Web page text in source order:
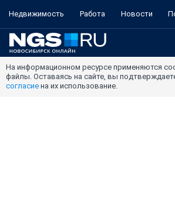
Недвижимость Работа Новости
На информационном ресурсе применяются
файлы. Оставаясь на сайте, вы
согласие на их использование.